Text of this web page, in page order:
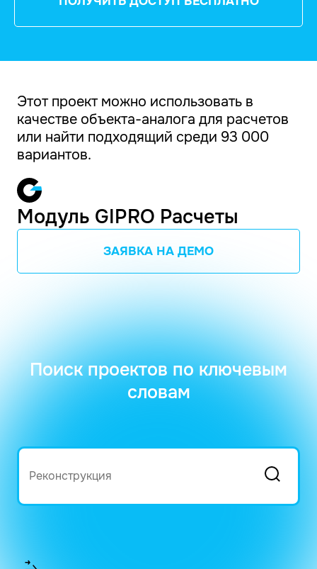
Этот проект можно использовать в
качестве объекта-аналога для расчетов
или найти подходящий среди 93 000
вариантов.
Модуль GIPRO Расчеты
ЗАЯВКА НА ДЕМО
Поиск проектов по ключевым
словам